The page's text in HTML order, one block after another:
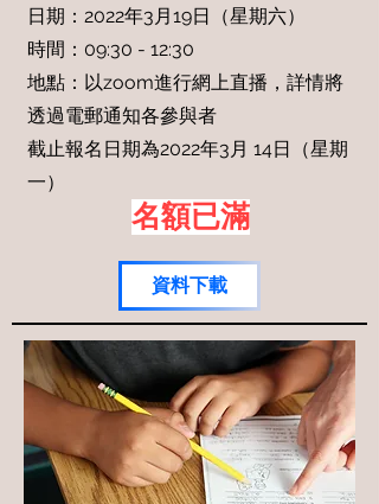
日期：2022年3月19日（星期六）
時間：09:30 - 12:30
地點：以zoom進行網上直播，詳情將
透過電郵通知各參與者
截止報名日期為2022年3月 14日（星期
一）
名額已滿
資料下載